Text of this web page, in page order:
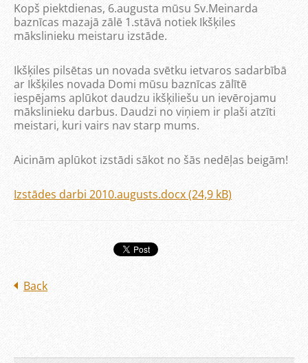
Kopš piektdienas, 6.augusta mūsu Sv.Meinarda
baznīcas mazajā zālē 1.stāvā notiek Ikšķiles
mākslinieku meistaru izstāde.
Ikšķiles pilsētas un novada svētku ietvaros sadarbībā
ar Ikšķiles novada Domi mūsu baznīcas zālītē
iespējams aplūkot daudzu ikšķiliešu un ievērojamu
mākslinieku darbus. Daudzi no viņiem ir plaši atzīti
meistari, kuri vairs nav starp mums.
Aicinām aplūkot izstādi sākot no šās nedēļas beigām!
Izstādes darbi 2010.augusts.docx (24,9 kB)
Back